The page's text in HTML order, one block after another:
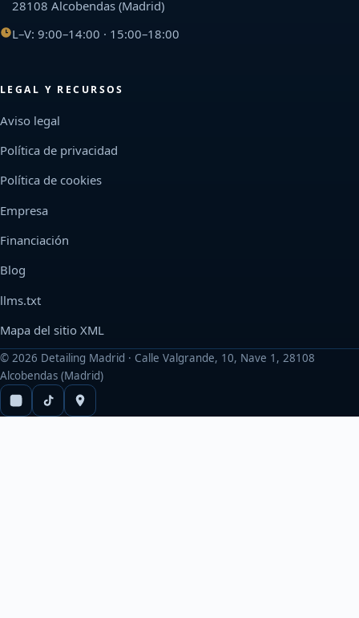
28108 Alcobendas (Madrid)
L–V: 9:00–14:00 · 15:00–18:00
LEGAL Y RECURSOS
Aviso legal
Política de privacidad
Política de cookies
Empresa
Financiación
Blog
llms.txt
Mapa del sitio XML
© 2026 Detailing Madrid · Calle Valgrande, 10, Nave 1, 28108
Alcobendas (Madrid)